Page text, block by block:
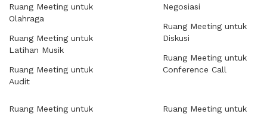
Ruang Meeting untuk
Olahraga
Ruang Meeting untuk
Latihan Musik
Ruang Meeting untuk
Audit
Negosiasi
Ruang Meeting untuk
Diskusi
Ruang Meeting untuk
Conference Call
Ruang Meeting untuk
Ruang Meeting untuk